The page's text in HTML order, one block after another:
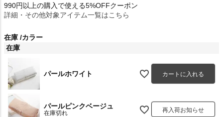
990円以上の購入で使える5%OFFクーポン
詳細・その他対象アイテム一覧はこちら
在庫 カラー
在庫
パールホワイト カートに入れる
パールピンクベージュ
在庫切れ 再入荷お知らせ